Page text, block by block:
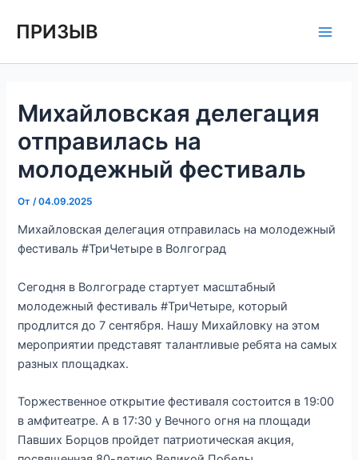
ПРИЗЫВ
Михайловская делегация
отправилась на
молодежный фестиваль
От /04.09.2025
Михайловская делегация отправилась на молодежный
фестиваль #ТриЧетыре в Волгоград
Сегодня в Волгограде стартует масштабный
молодежный фестиваль #ТриЧетыре, который
продлится до 7 сентября. Нашу Михайловку на этом
мероприятии представят талантливые ребята на самых
разных площадках.
Торжественное открытие фестиваля состоится в 19:00
в амфитеатре. А в 17:30 у Вечного огня на площади
Павших Борцов пройдет патриотическая акция,
по